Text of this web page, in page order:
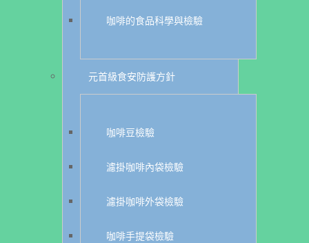
咖啡的食品科學與檢驗
元首級食安防護方針
咖啡豆檢驗
濾掛咖啡內袋檢驗
濾掛咖啡外袋檢驗
咖啡手提袋檢驗